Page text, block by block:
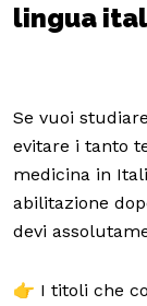
lingua
Se vuoi
evitare i tanto
medicina in
abilitazione
devi
👉 I titoli che